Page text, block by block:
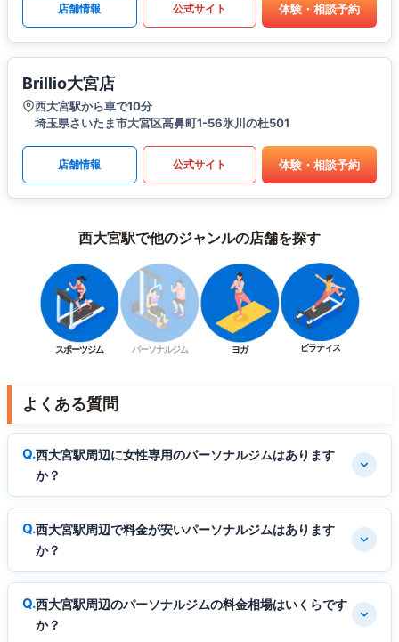
店舗情報 公式サイト 体験・相談予約
Brillio大宮店
西大宮駅から車で10分
埼玉県さいたま市大宮区高鼻町1-56氷川の杜501
店舗情報 公式サイト 体験・相談予約
西大宮駅で他のジャンルの店舗を探す
スポーツジム パーソナルジム ヨガ ピラティス
よくある質問
西大宮駅周辺に女性専用のパーソナルジムはあります
か？
西大宮駅周辺で料金が安いパーソナルジムはあります
か？
西大宮駅周辺のパーソナルジムの料金相場はいくらです
か？